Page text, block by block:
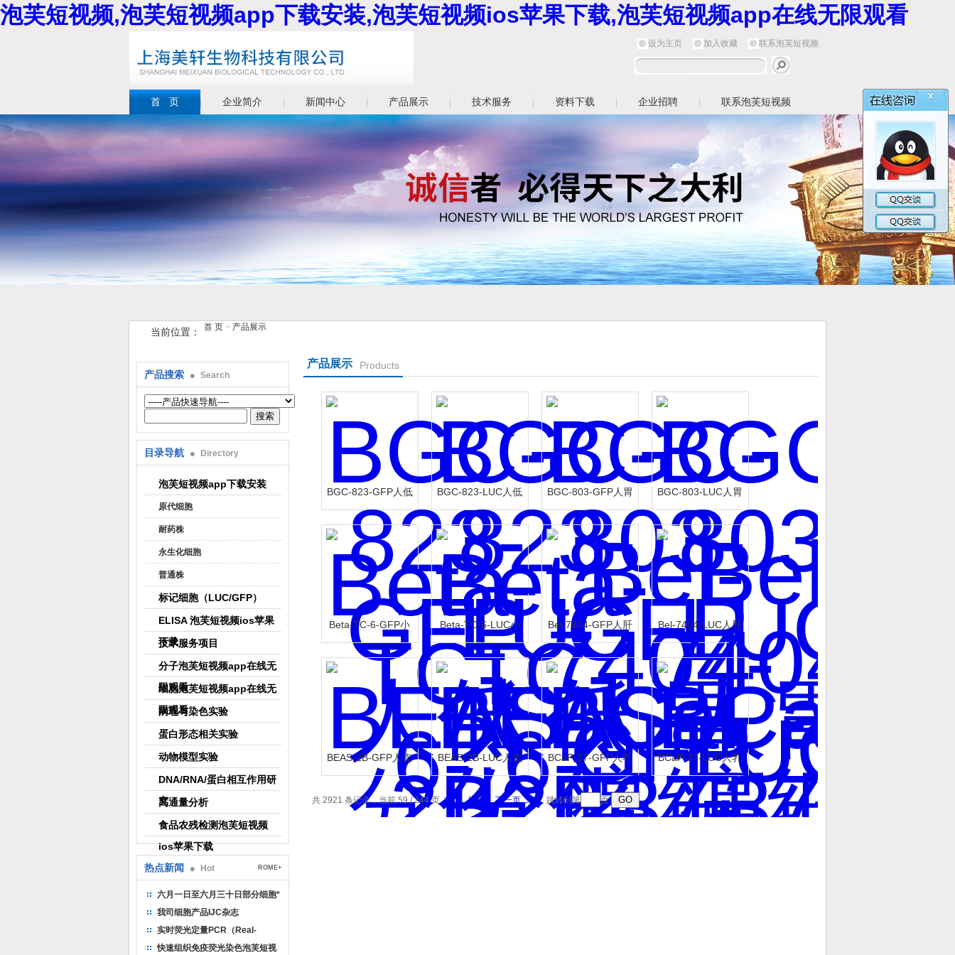
泡芙短视频,泡芙短视频app下载安装,泡芙短视频ios苹果下载,泡芙短视频app在线无限观看
上海泡芙短视频生物科技有限公司
设为主页 加入收藏 联系泡芙短视频
首 页 企业简介 新闻中心 产品展示 技术服务 资料下载 企业招聘 联系泡芙短视频
当前位置： 首 页 > 产品展示
产品搜索 Search
目录导航 Directory
泡芙短视频app下载安装
原代细胞
耐药株
永生化细胞
普通株
标记细胞（LUC/GFP）
ELISA 泡芙短视频ios苹果
下载
技术服务项目
分子泡芙短视频app在线无
限观看
细胞泡芙短视频app在线无
限观看
病理与染色实验
蛋白形态相关实验
动物模型实验
DNA/RNA/蛋白相互作用研
究
高通量分析
食品农残检测泡芙短视频
ios苹果下载
热点新闻
Hot ROME+
六月一日至六月三十日部分细胞*
我司细胞产品IJC杂志
实时荧光定量PCR（Real-
TimePCR）实验流程
快速组织免疫荧光染色泡芙短视
产品展示 Products
BGC-823-GFP人低
分化前胃癌细胞-绿
色标记
BGC-823-LUC人低
分化前胃癌细胞-荧
光素酶标记
BGC-803-GFP人胃
癌细胞-绿色标记
BGC-803-LUC人胃
癌细胞-荧光素酶标
记
Beta-TC-6-GFP小
鼠胰岛素瘤胰岛В细
Beta-TC-6-LUC小
鼠胰岛素瘤胰岛В细
胞-荧光素酶标记
Bel-7404-GFP人肝
癌细胞-绿色标记
Bel-7404-LUC人肝
癌细胞-荧光素酶标
记
BEAS-2B-GFP人支
气管上皮细胞-绿色
标记
BEAS-2B-LUC人支
气管上皮细胞-荧光
素酶标记
BCaP-37-GFP人乳
腺癌细胞-绿色标记
BCaP-37-LUC人乳
腺癌细胞-荧光素酶
标记
共 2921 条记录，当前 59 / 244 页首页 上一页 下一页 末页跳转到第 页